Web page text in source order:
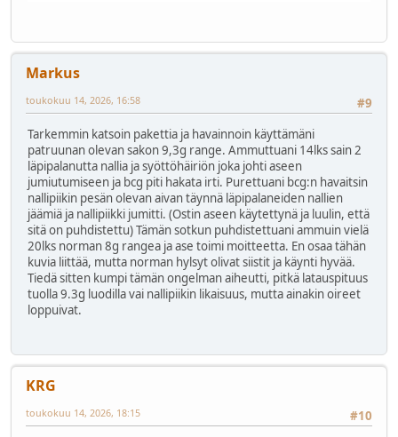
Markus
#9
toukokuu 14, 2026, 16:58
Tarkemmin katsoin pakettia ja havainnoin käyttämäni
patruunan olevan sakon 9,3g range. Ammuttuani 14lks sain 2
läpipalanutta nallia ja syöttöhäiriön joka johti aseen
jumiutumiseen ja bcg piti hakata irti. Purettuani bcg:n havaitsin
nallipiikin pesän olevan aivan täynnä läpipalaneiden nallien
jäämiä ja nallipiikki jumitti. (Ostin aseen käytettynä ja luulin, että
sitä on puhdistettu) Tämän sotkun puhdistettuani ammuin vielä
20lks norman 8g rangea ja ase toimi moitteetta. En osaa tähän
kuvia liittää, mutta norman hylsyt olivat siistit ja käynti hyvää.
Tiedä sitten kumpi tämän ongelman aiheutti, pitkä latauspituus
tuolla 9.3g luodilla vai nallipiikin likaisuus, mutta ainakin oireet
loppuivat.
KRG
#10
toukokuu 14, 2026, 18:15